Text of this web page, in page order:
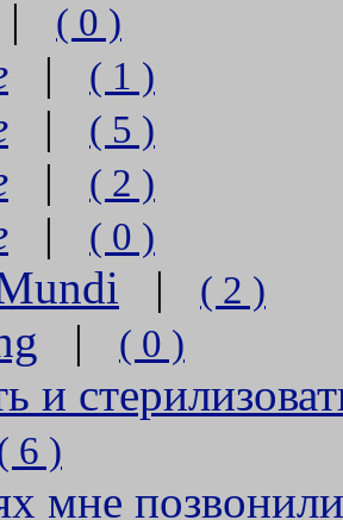
| ( 0 )
| ( 1 )
| ( 5 )
| ( 2 )
| ( 0 )
| ( 2 )
| ( 0 )
и
6 )
мне